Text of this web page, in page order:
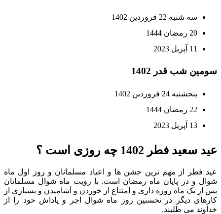
سه شنبه 22 فروردین 1402
20 رمضان 1444
11 آپریل 2023
سومین شب قدر 1402
پنجشنبه 24 فروردین 1402
22 رمضان 1444
13 آپریل 2023
عید سعید فطر 1402 چه روزی است ؟
عید فطر از مهم ترین جشن ها و اعیاد مسلمانان و روز اول ماه
شوال و در پایان ماه رمضان است. با رویت ماه شوال مسلمانان
پس از یک ماه روزه داری و امتناع از خوردن و آشامیدن و بسیاری از
کارهای دیگر در نخستین روز ماه شوال اجر و پاداش خود را از
خداوند می طلبند.